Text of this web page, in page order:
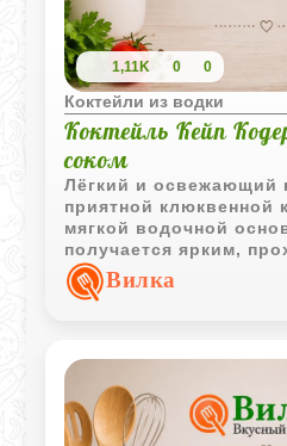
1,11K 0 0
Коктейли из водки
Коктейль Кейп
соком
Лёгкий и освежающий
приятной клюквенной
мягкой водочной
получается ярким,
отлично подходит для
подачи.Вилка